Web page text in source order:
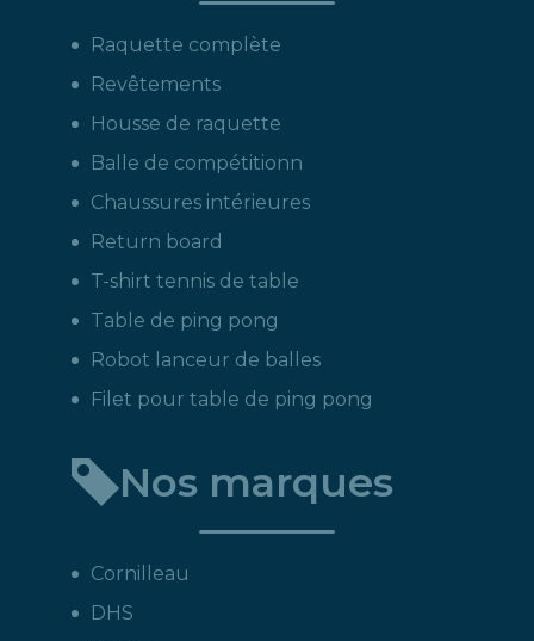
Raquette complète
Revêtements
Housse de raquette
Balle de compétitionn
Chaussures intérieures
Return board
T-shirt tennis de table
Table de ping pong
Robot lanceur de balles
Filet pour table de ping pong
Nos marques
Cornilleau
DHS